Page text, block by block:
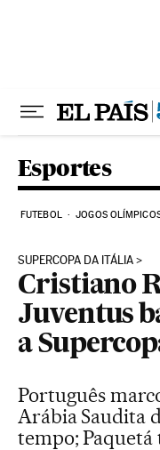
Esportes
FUTEBOL JOGOS
SUPERCOPA DA ITÁLIA
Cristiano
Juventus
a
Português
Arábia Saudita
tempo; Paquetá